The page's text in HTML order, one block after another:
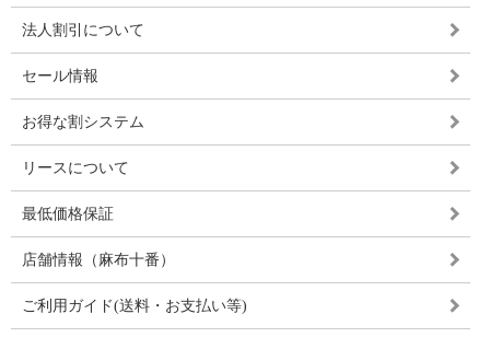
法人割引について
セール情報
お得な割システム
リースについて
最低価格保証
店舗情報（麻布十番）
ご利用ガイド(送料・お支払い等)